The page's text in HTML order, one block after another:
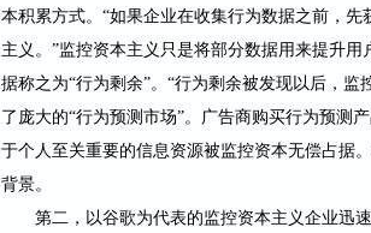
本积累方式。 “如果企业在收集行为数据之前，
主义。”监控资本主义只是将部分数据用来提升
据称之为“行为剩余”。“行为剩余被发现以后，
了庞大的“行为预测市场”。广告商购买行为预测
于个人至关重要的信息资源被监控资本无偿占据
背景。
第二，以谷歌为代表的监控资本主义企业迅